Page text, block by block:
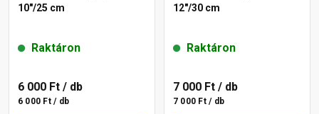
10"/25 cm
Raktáron
6 000 Ft / db
6 000 Ft / db
12"/30 cm
Raktáron
7 000 Ft / db
7 000 Ft / db